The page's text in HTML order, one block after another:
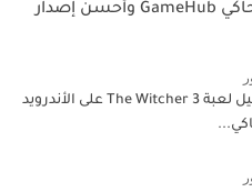
لتشغيل محاكي GameHub وأحسن إصدار
تحميل وتشغيل لعبة The Witcher 3 على الأندرويد